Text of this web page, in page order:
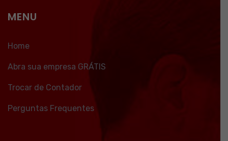
MENU
Home
Abra sua empresa GRÁTIS
Trocar de Contador
Perguntas Frequentes